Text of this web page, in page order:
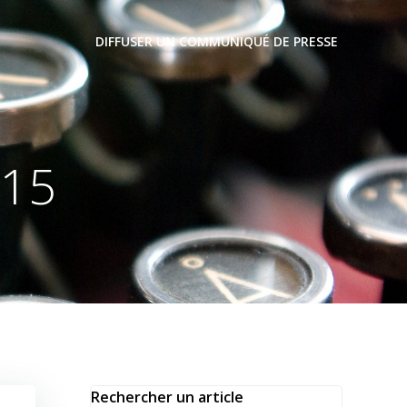
DIFFUSER UN COMMUNIQUÉ DE PRESSE
Rechercher un article